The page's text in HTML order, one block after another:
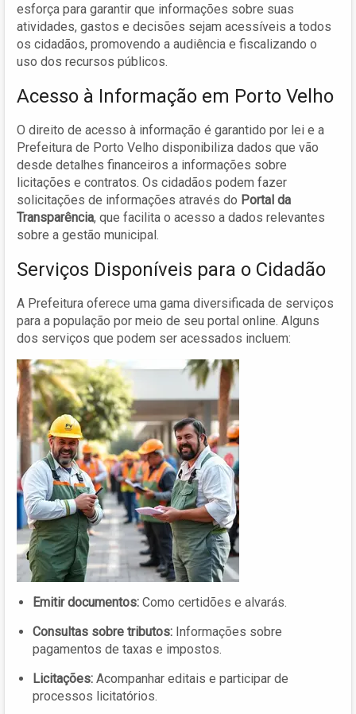
esforça para garantir que informações sobre suas
atividades, gastos e decisões sejam acessíveis a todos
os cidadãos, promovendo a audiência e fiscalizando o
uso dos recursos públicos.
Acesso à Informação em Porto Velho
O direito de acesso à informação é garantido por lei e a
Prefeitura de Porto Velho disponibiliza dados que vão
desde detalhes financeiros a informações sobre
licitações e contratos. Os cidadãos podem fazer
solicitações de informações através do Portal da
Transparência, que facilita o acesso a dados relevantes
sobre a gestão municipal.
Serviços Disponíveis para o Cidadão
A Prefeitura oferece uma gama diversificada de serviços
para a população por meio de seu portal online. Alguns
dos serviços que podem ser acessados incluem:
Emitir documentos: Como certidões e alvarás.
Consultas sobre tributos: Informações sobre
pagamentos de taxas e impostos.
Licitações: Acompanhar editais e participar de
processos licitatórios.